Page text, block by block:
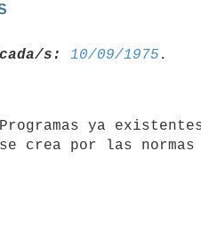
s: 10/09/1975
ya